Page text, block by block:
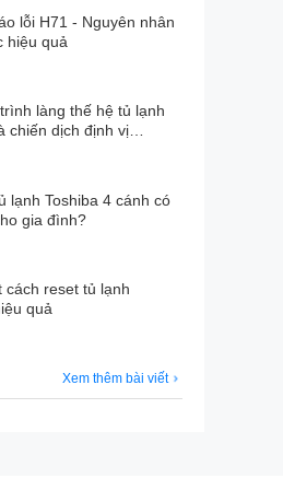
có kích thước khác
lỗi H71 - Nguyên nhân
hiệu quả
làng thế hệ tủ lạnh
chiến dịch định vị
lạnh Toshiba 4 cánh có
gia đình?
cách reset tủ lạnh
quả
Xem thêm bài viết